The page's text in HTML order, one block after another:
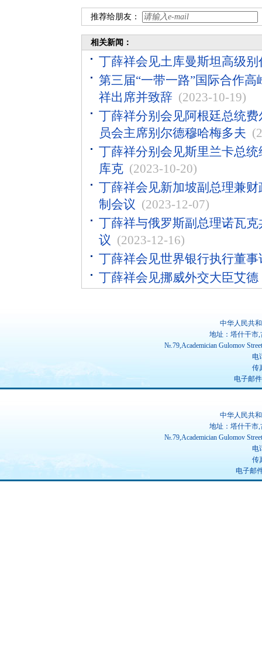
推荐给朋友：
相关新闻：
丁薛祥会见土库曼斯坦高级别
第三届“一带一路”国际合作
祥出席并致辞 (2023-10-19)
丁薛祥分别会见阿根廷总统
员会主席别尔德穆哈梅多夫
丁薛祥分别会见斯里兰卡总
库克 (2023-10-20)
丁薛祥会见新加坡副总理兼
制会议 (2023-12-07)
丁薛祥与俄罗斯副总理诺瓦
议 (2023-12-16)
丁薛祥会见世界银行执行董事
丁薛祥会见挪威外交大臣艾德
中华人民共
地址：塔什干市
№.79,Academician Gulomov
电
传
电子邮件
中华人民共
地址：塔什干市
№.79,Academician Gulomov
电
传
电子邮